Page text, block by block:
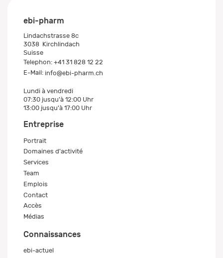
ebi-pharm
Lindachstrasse 8c
3038 Kirchlindach
Suisse
Telephon: +41 31 828 12 22
E-Mail: info@ebi-pharm.ch
Lundi à vendredi
07:30 jusqu'à 12:00 Uhr
13:00 jusqu'à 17:00 Uhr
Entreprise
Portrait
Domaines d'activité
Services
Team
Emplois
Contact
Accès
Médias
Connaissances
ebi-actuel